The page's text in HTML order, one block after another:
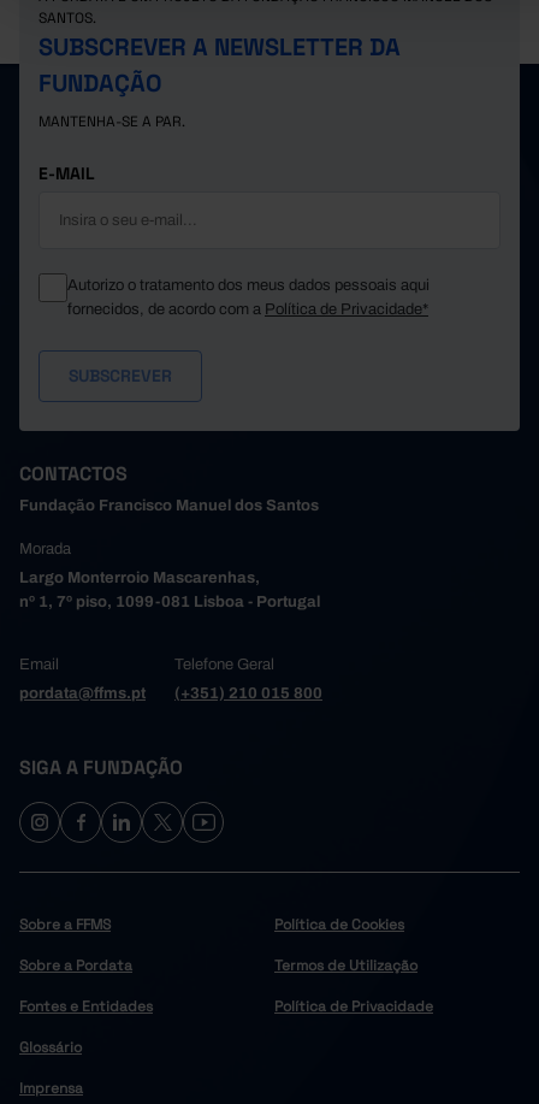
SANTOS.
SUBSCREVER A NEWSLETTER DA
FUNDAÇÃO
MANTENHA-SE A PAR.
E-MAIL
Autorizo o tratamento dos meus dados pessoais aqui
fornecidos, de acordo com a Política de Privacidade*
CONTACTOS
Fundação Francisco Manuel dos Santos
Morada
Largo Monterroio Mascarenhas,
nº 1, 7º piso, 1099-081 Lisboa - Portugal
Email
pordata@ffms.pt
Telefone Geral
(+351) 210 015 800
SIGA A FUNDAÇÃO
Sobre a FFMS
Sobre a Pordata
Fontes e Entidades
Glossário
Imprensa
Política de Cookies
Termos de Utilização
Política de Privacidade